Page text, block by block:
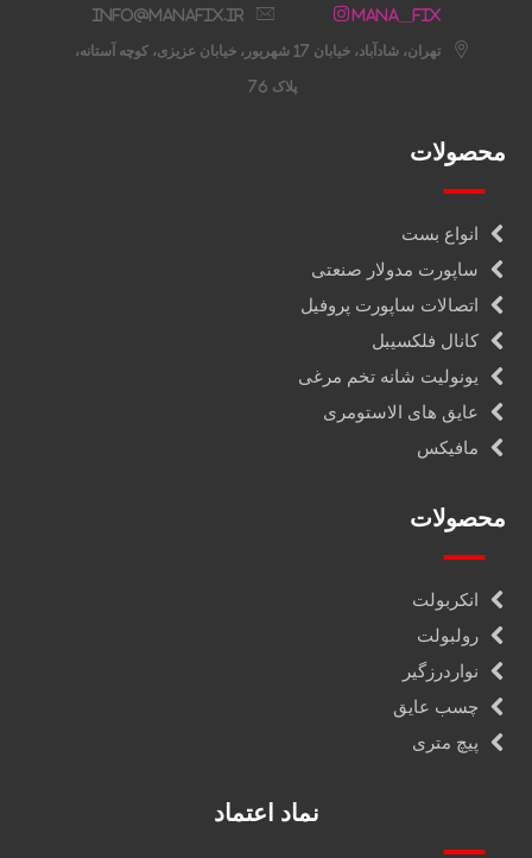
Mana__fix
info@manafix.ir
تهران، شادآباد، خیابان 17 شهریور، خیابان عزیزی، کوچه آستانه،
پلاک 76
محصولات
انواع بست
ساپورت مدولار صنعتی
اتصالات ساپورت پروفیل
کانال فلکسیبل
یونولیت شانه تخم مرغی
عایق های الاستومری
مافیکس
محصولات
انکربولت
رولبولت
نواردرزگیر
چسب عایق
پیچ متری
نماد اعتماد